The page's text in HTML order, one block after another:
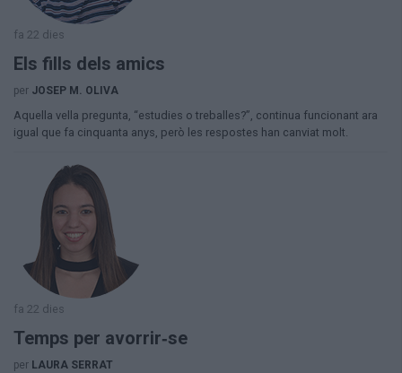
fa 22 dies
Els fills dels amics
per JOSEP M. OLIVA
​Aquella vella pregunta, “estudies o treballes?”, continua funcionant ara
igual que fa cinquanta anys, però les respostes han canviat molt.
fa 22 dies
Temps per avorrir‑se
per LAURA SERRAT